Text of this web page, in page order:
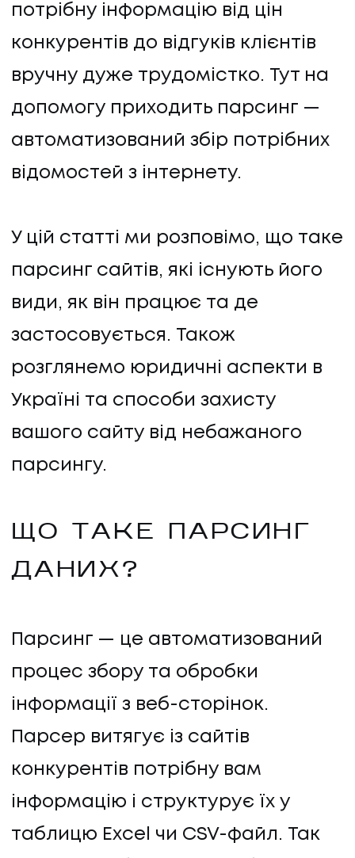
потрібну інформацію від цін
конкурентів до відгуків клієнтів
вручну дуже трудомістко. Тут на
допомогу приходить парсинг —
автоматизований збір потрібних
відомостей з інтернету.
У цій статті ми розповімо, що таке
парсинг сайтів, які існують його
види, як він працює та де
застосовується. Також
розглянемо юридичні аспекти в
Україні та способи захисту
вашого сайту від небажаного
парсингу.
ЩО ТАКЕ ПАРСИНГ
ДАНИХ?
Парсинг — це автоматизований
процес збору та обробки
інформації з веб-сторінок.
Парсер витягує із сайтів
конкурентів потрібну вам
інформацію і структурує їх у
таблицю Excel чи CSV-файл. Так